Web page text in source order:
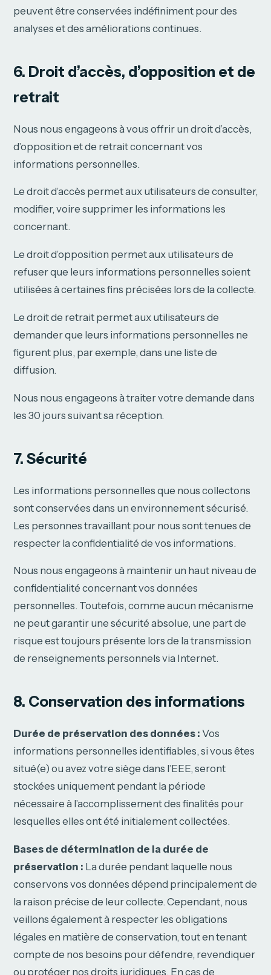
peuvent être conservées indéfiniment pour des
analyses et des améliorations continues.
6. Droit d’accès, d’opposition et de
retrait
Nous nous engageons à vous offrir un droit d’accès,
d’opposition et de retrait concernant vos
informations personnelles.
Le droit d’accès permet aux utilisateurs de consulter,
modifier, voire supprimer les informations les
concernant.
Le droit d’opposition permet aux utilisateurs de
refuser que leurs informations personnelles soient
utilisées à certaines fins précisées lors de la collecte.
Le droit de retrait permet aux utilisateurs de
demander que leurs informations personnelles ne
figurent plus, par exemple, dans une liste de
diffusion.
Nous nous engageons à traiter votre demande dans
les 30 jours suivant sa réception.
7. Sécurité
Les informations personnelles que nous collectons
sont conservées dans un environnement sécurisé.
Les personnes travaillant pour nous sont tenues de
respecter la confidentialité de vos informations.
Nous nous engageons à maintenir un haut niveau de
confidentialité concernant vos données
personnelles. Toutefois, comme aucun mécanisme
ne peut garantir une sécurité absolue, une part de
risque est toujours présente lors de la transmission
de renseignements personnels via Internet.
8. Conservation des informations
Durée de préservation des données : Vos
informations personnelles identifiables, si vous êtes
situé(e) ou avez votre siège dans l’EEE, seront
stockées uniquement pendant la période
nécessaire à l’accomplissement des finalités pour
lesquelles elles ont été initialement collectées.
Bases de détermination de la durée de
préservation : La durée pendant laquelle nous
conservons vos données dépend principalement de
la raison précise de leur collecte. Cependant, nous
veillons également à respecter les obligations
légales en matière de conservation, tout en tenant
compte de nos besoins pour défendre, revendiquer
ou protéger nos droits juridiques. En cas de